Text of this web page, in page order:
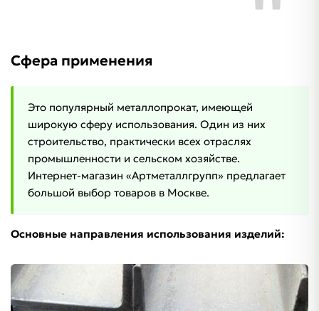
Сфера применения
Это популярный металлопрокат, имеющей
широкую сферу использования. Один из них
строительство, практически всех отраслях
промышленности и сельском хозяйстве.
Интернет-магазин «Артметаллгрупп» предлагает
большой выбор товаров в Москве.
Основные направления использования изделий: